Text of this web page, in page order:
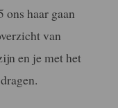
ons haar gaan
van
en je met het